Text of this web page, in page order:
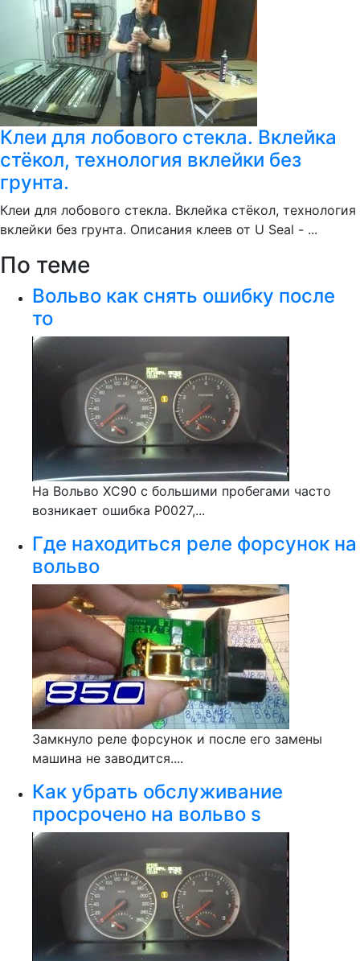
Клеи для лобового стекла. Вклейка
стёкол, технология вклейки без
грунта.
Клеи для лобового стекла. Вклейка стёкол, технология
вклейки без грунта. Описания клеев от U Seal - ...
По теме
Вольво как снять ошибку после
то
На Вольво ХС90 с большими пробегами часто
возникает ошибка Р0027,...
Где находиться реле форсунок на
вольво
Замкнуло реле форсунок и после его замены
машина не заводится....
Как убрать обслуживание
просрочено на вольво s